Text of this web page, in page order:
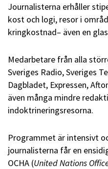
Journalisterna erhåller
kost och logi, resor i
kringkostnad– även en
Medarbetare från alla
Sveriges Radio, Sveriges
Dagbladet, Expressen,
även många mindre
indoktrineringsresorna.
Programmet är intensivt
journalisterna får en
OCHA (United Nations